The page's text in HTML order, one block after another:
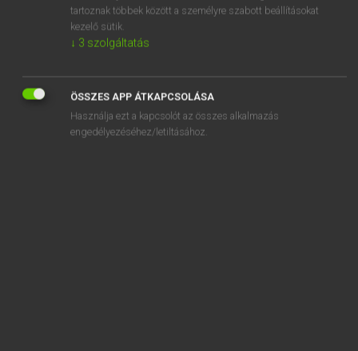
SZOTAR.NET APPLIKÁCIÓ
ONLINE NYELVVIZSGA
tartoznak többek között a személyre szabott beállításokat
kezelő sütik.
↓ 3 szolgáltatás
ÖSSZES APP ÁTKAPCSOLÁSA
Használja ezt a kapcsolót az összes alkalmazás
engedélyezéséhez/letiltásához.